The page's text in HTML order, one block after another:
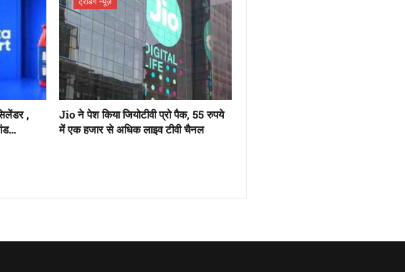
,
Jio ने पेश किया जियोटीवी प्रो पैक, 55 रुपये
में एक हजार से अधिक लाइव टीवी चैनल